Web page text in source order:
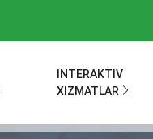
INTERAKTIV
XIZMATLAR